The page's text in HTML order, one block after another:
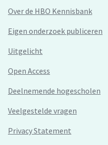
Over de HBO Kennisbank
Eigen onderzoek publiceren
Uitgelicht
Open Access
Deelnemende hogescholen
Veelgestelde vragen
Privacy Statement